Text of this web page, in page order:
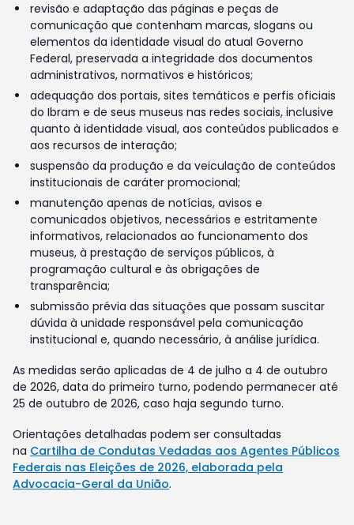
revisão e adaptação das páginas e peças de
comunicação que contenham marcas, slogans ou
elementos da identidade visual do atual Governo
Federal, preservada a integridade dos documentos
administrativos, normativos e históricos;
adequação dos portais, sites temáticos e perfis oficiais
do Ibram e de seus museus nas redes sociais, inclusive
quanto à identidade visual, aos conteúdos publicados e
aos recursos de interação;
suspensão da produção e da veiculação de conteúdos
institucionais de caráter promocional;
manutenção apenas de notícias, avisos e
comunicados objetivos, necessários e estritamente
informativos, relacionados ao funcionamento dos
museus, à prestação de serviços públicos, à
programação cultural e às obrigações de
transparência;
submissão prévia das situações que possam suscitar
dúvida à unidade responsável pela comunicação
institucional e, quando necessário, à análise jurídica.
As medidas serão aplicadas de 4 de julho a 4 de outubro
de 2026, data do primeiro turno, podendo permanecer até
25 de outubro de 2026, caso haja segundo turno.
Orientações detalhadas podem ser consultadas
na Cartilha de Condutas Vedadas aos Agentes Públicos
Federais nas Eleições de 2026, elaborada pela
Advocacia-Geral da União.